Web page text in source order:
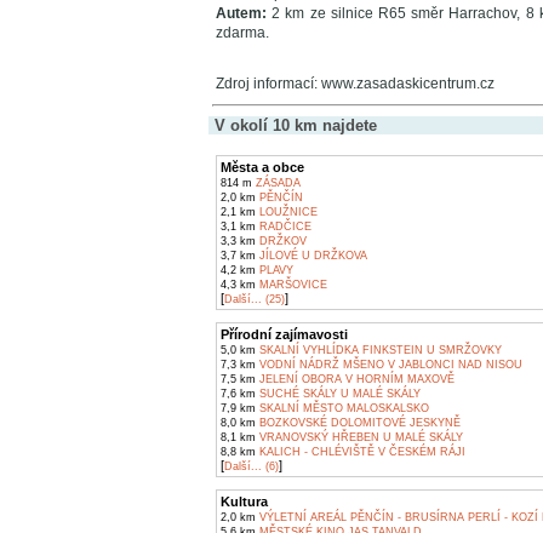
Autem: 2 km ze silnice R65 směr Harrachov,
zdarma.
Zdroj informací: www.zasadaskicentrum.cz
V okolí 10 km najdete
Města a obce
814 m ZÁSADA
2,0 km PĚNČÍN
2,1 km LOUŽNICE
3,1 km RADČICE
3,3 km DRŽKOV
3,7 km JÍLOVÉ U DRŽKOVA
4,2 km PLAVY
4,3 km MARŠOVICE
[Další... (25)]
Přírodní zajímavosti
5,0 km SKALNÍ VYHLÍDKA FINKSTEIN U SMRŽOVKY
7,3 km VODNÍ NÁDRŽ MŠENO V JABLONCI NAD NISOU
7,5 km JELENÍ OBORA V HORNÍM MAXOVĚ
7,6 km SUCHÉ SKÁLY U MALÉ SKÁLY
7,9 km SKALNÍ MĚSTO MALOSKALSKO
8,0 km BOZKOVSKÉ DOLOMITOVÉ JESKYNĚ
8,1 km VRANOVSKÝ HŘEBEN U MALÉ SKÁLY
8,8 km KALICH - CHLÉVIŠTĚ V ČESKÉM RÁJI
[Další... (6)]
Kultura
2,0 km VÝLETNÍ AREÁL PĚNČÍN - BRUSÍRNA PERLÍ - KOZÍ